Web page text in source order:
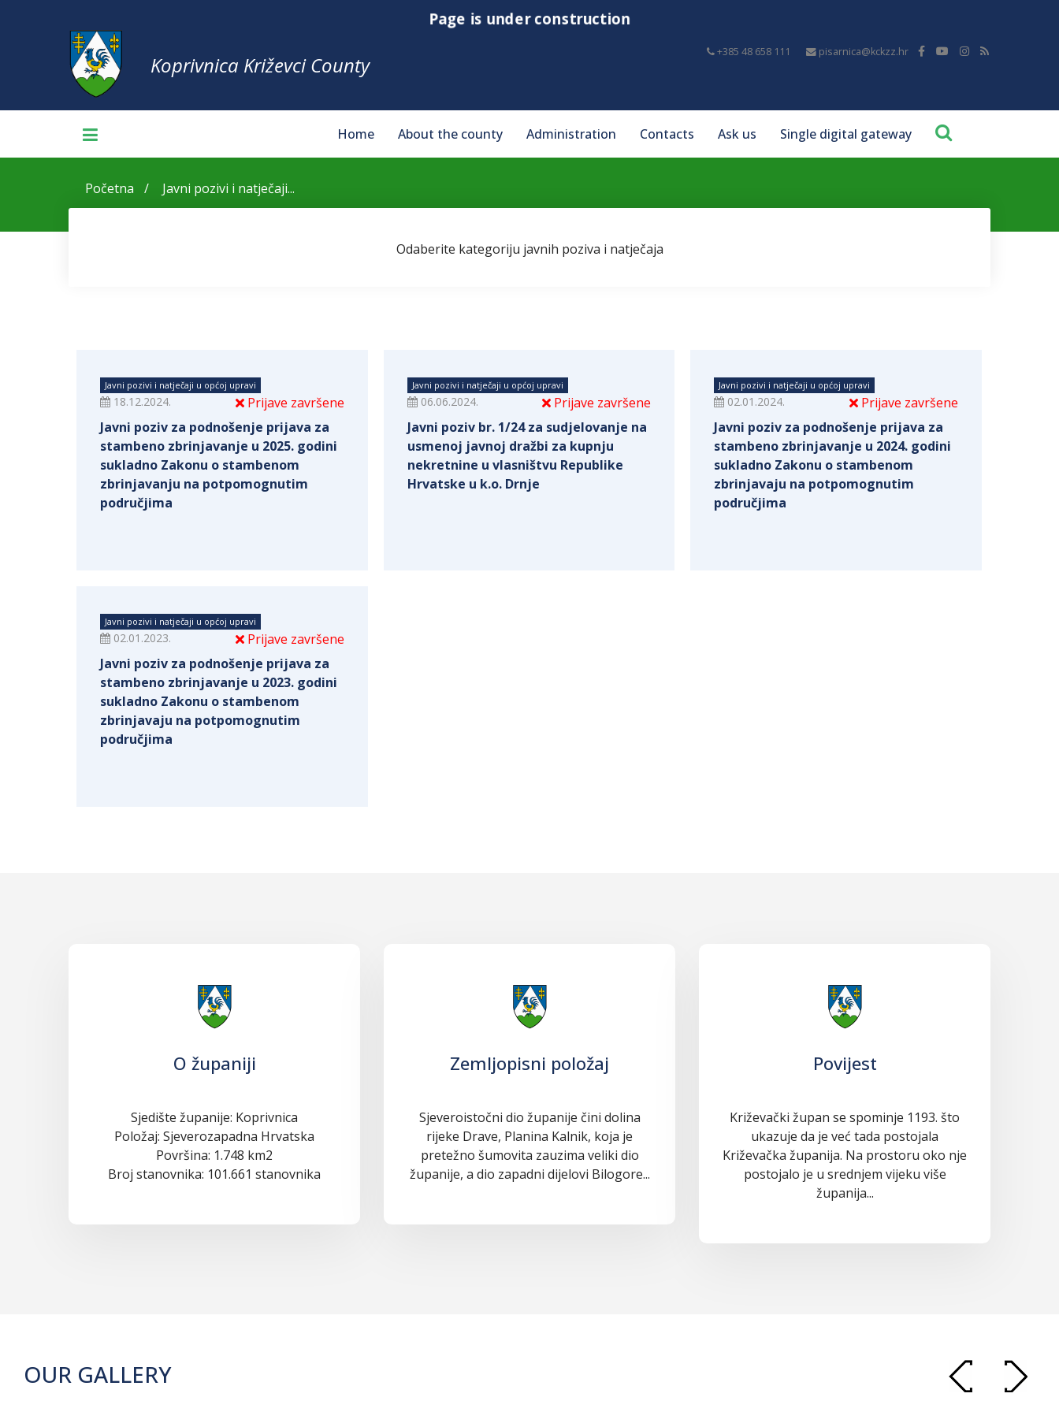
Page is under construction
+385 48 658 111 pisarnica@kckzz.hr
Koprivnica Križevci County
Home About the county Administration Contacts Ask us Single digital gateway
Početna Javni pozivi i natječaji...
Odaberite kategoriju javnih poziva i natječaja
Javni pozivi i natječaji u općoj upravi
Prijave završene
18.12.2024.
Javni poziv za podnošenje prijava za
stambeno zbrinjavanje u 2025. godini
sukladno Zakonu o stambenom
zbrinjavanju na potpomognutim
područjima
Javni pozivi i natječaji u općoj upravi
Prijave završene
06.06.2024.
Javni poziv br. 1/24 za sudjelovanje na
usmenoj javnoj dražbi za kupnju
nekretnine u vlasništvu Republike
Hrvatske u k.o. Drnje
Javni pozivi i natječaji u općoj upravi
Prijave završene
02.01.2024.
Javni poziv za podnošenje prijava za
stambeno zbrinjavanje u 2024. godini
sukladno Zakonu o stambenom
zbrinjavaju na potpomognutim
područjima
Javni pozivi i natječaji u općoj upravi
Prijave završene
02.01.2023.
Javni poziv za podnošenje prijava za
stambeno zbrinjavanje u 2023. godini
sukladno Zakonu o stambenom
zbrinjavaju na potpomognutim
područjima
O županiji
Sjedište županije: Koprivnica
Položaj: Sjeverozapadna Hrvatska
Površina: 1.748 km2
Broj stanovnika: 101.661 stanovnika
Zemljopisni položaj
Sjeveroistočni dio županije čini dolina
rijeke Drave, Planina Kalnik, koja je
pretežno šumovita zauzima veliki dio
županije, a dio zapadni dijelovi Bilogore...
Povijest
Križevački župan se spominje 1193. što
ukazuje da je već tada postojala
Križevačka županija. Na prostoru oko nje
postojalo je u srednjem vijeku više
županija...
OUR GALLERY